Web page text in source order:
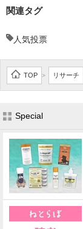
関連タグ
人気投票
TOP > リサーチ
Special